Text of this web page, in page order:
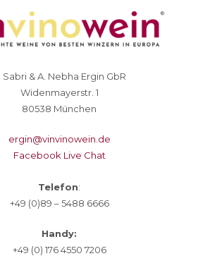
Sabri & A. Nebha Ergin GbR
Widenmayerstr. 1
80538 München
ergin@vinvinowein.de
Facebook Live Chat
Telefon:
+49 (0)89 – 5488 6666
Handy:
+49 (0) 176 4550 7206